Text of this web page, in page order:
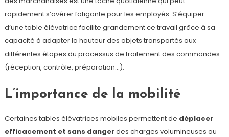
rapidement s’avérer fatigante pour les employés. S’équiper
d’une table élévatrice facilite grandement ce travail grâce à sa
capacité à adapter la hauteur des objets transportés aux
différentes étapes du processus de traitement des commandes
(réception, contrôle, préparation…).
L’importance de la mobilité
Certaines tables élévatrices mobiles permettent de déplacer
efficacement et sans dangerdes charges volumineuses ou